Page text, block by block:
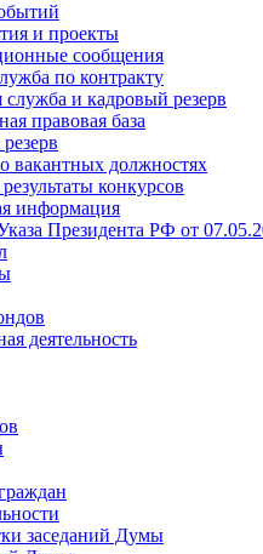
и проекты
сообщения
по контракту
и кадровый резерв
правовая база
вакантных должностях
конкурсов
информация
Президента РФ от
деятельность
заседаний Думы